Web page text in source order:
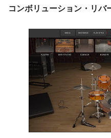
コンボリューション・リバ